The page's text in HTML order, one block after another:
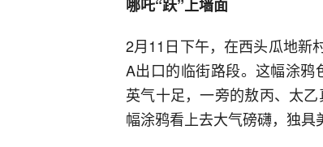
哪吒“跃”上墙面
2月11日下午，在西头瓜地新
A出口的临街路段。这幅涂鸦
英气十足，一旁的敖丙、太
幅涂鸦看上去大气磅礴，独具